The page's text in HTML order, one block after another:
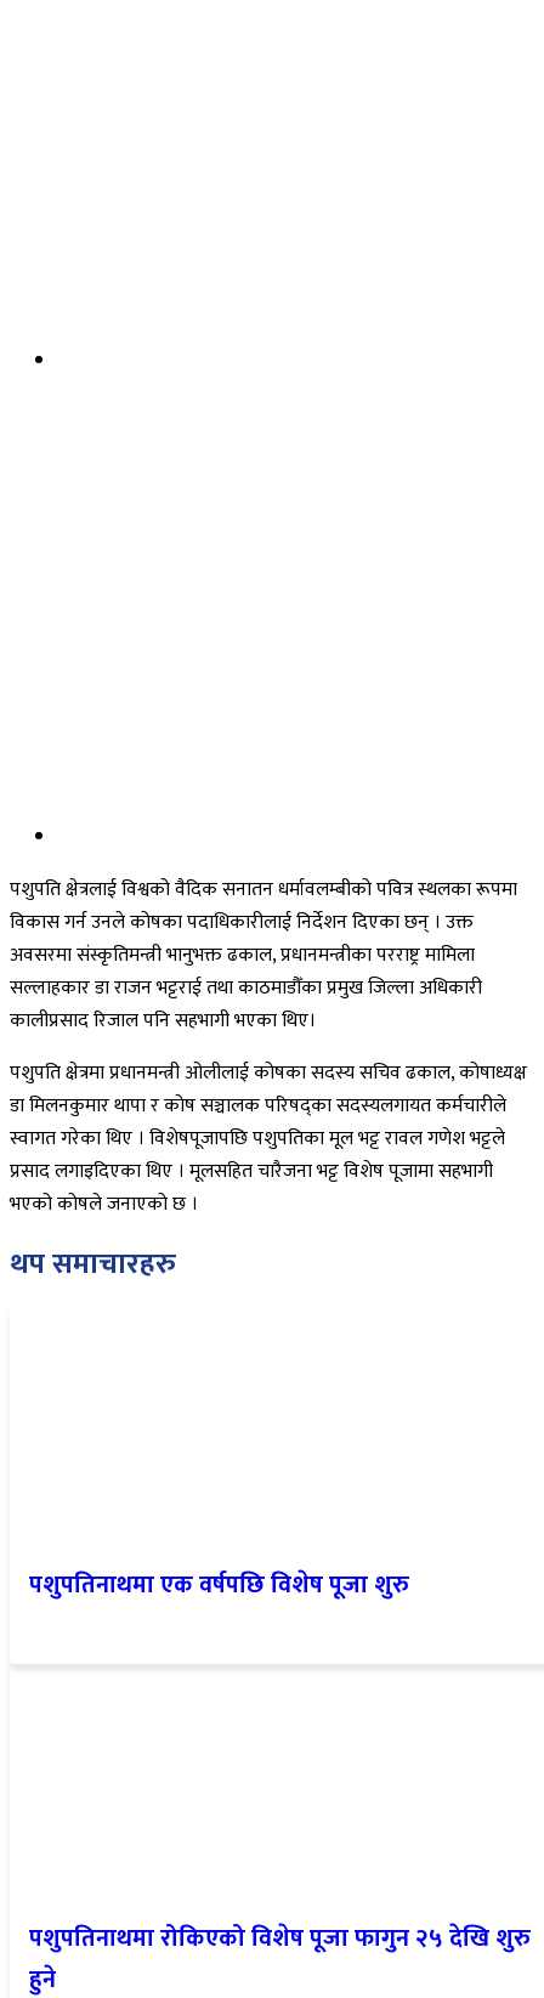
पशुपति क्षेत्रलाई विश्वको वैदिक सनातन धर्मावलम्बीको पवित्र स्थलका रूपमा
विकास गर्न उनले कोषका पदाधिकारीलाई निर्देशन दिएका छन् । उक्त
अवसरमा संस्कृतिमन्त्री भानुभक्त ढकाल, प्रधानमन्त्रीका परराष्ट्र मामिला
सल्लाहकार डा राजन भट्टराई तथा काठमाडौँका प्रमुख जिल्ला अधिकारी
कालीप्रसाद रिजाल पनि सहभागी भएका थिए।
पशुपति क्षेत्रमा प्रधानमन्त्री ओलीलाई कोषका सदस्य सचिव ढकाल, कोषाध्यक्ष
डा मिलनकुमार थापा र कोष सञ्चालक परिषद्का सदस्यलगायत कर्मचारीले
स्वागत गरेका थिए । विशेषपूजापछि पशुपतिका मूल भट्ट रावल गणेश भट्टले
प्रसाद लगाइदिएका थिए । मूलसहित चारैजना भट्ट विशेष पूजामा सहभागी
भएको कोषले जनाएको छ ।
थप समाचारहरु
पशुपतिनाथमा एक वर्षपछि विशेष पूजा शुरु
पशुपतिनाथमा रोकिएको विशेष पूजा फागुन २५ देखि शुरु
हुने